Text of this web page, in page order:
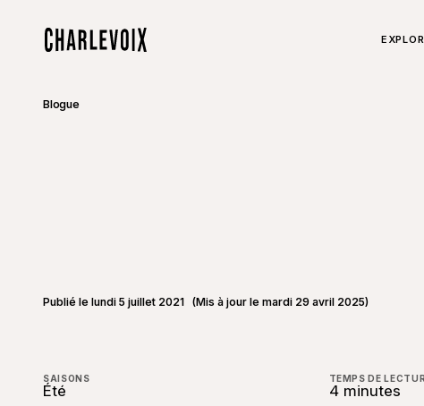
TOUT
Blogue
Publié le lundi 5 juillet 2021 (Mis à jour le mardi 29 avril 2025)
SAISONS
Été
TEMPS DE
4 minutes